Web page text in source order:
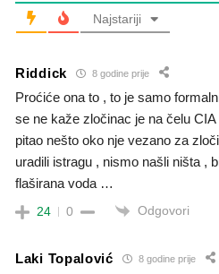
Najstariji
Riddick 8 godine prije
Proćiće ona to , to je samo
se ne kaže zločinac je na čelu
pitao nešto oko nje vezano za
uradili istragu , nismo našli ništa ,
flaširana voda …
24 0 Odgovori
Laki Topalović 8 godine prije